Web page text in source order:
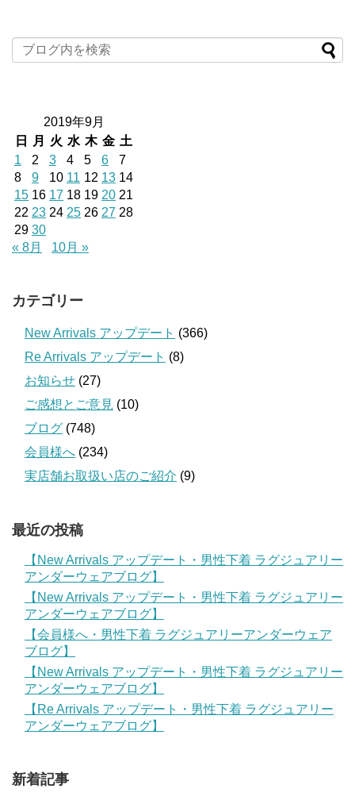
2019年9月
日
月 火 水 木 金 土
1
2 3 4 5 6
7
8
9 10 11 12 13 14
15 16 17 18 19 20 21
22 23 24 25 26 27 28
29 30
« 8月
10月 »
カテゴリー
New Arrivals アップデート (366)
Re Arrivals アップデート (8)
お知らせ (27)
ご感想とご意見 (10)
ブログ (748)
会員様へ (234)
実店舗お取扱い店のご紹介 (9)
最近の投稿
【New Arrivals アップデート・男性下着 ラグジュアリー
アンダーウェアブログ】
【New Arrivals アップデート・男性下着 ラグジュアリー
アンダーウェアブログ】
【会員様へ・男性下着 ラグジュアリーアンダーウェア
ブログ】
【New Arrivals アップデート・男性下着 ラグジュアリー
アンダーウェアブログ】
【Re Arrivals アップデート・男性下着 ラグジュアリー
アンダーウェアブログ】
新着記事